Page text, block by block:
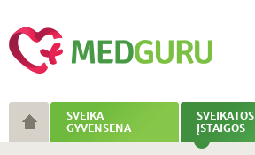
SVEIKA
GYVENSENA
SVEIKATOS
ĮSTAIGOS